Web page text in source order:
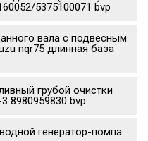
5375100071 bvp
вала с подвесным
nqr75 длинная база
грубой очистки
8980959830 bvp
генератор-помпа